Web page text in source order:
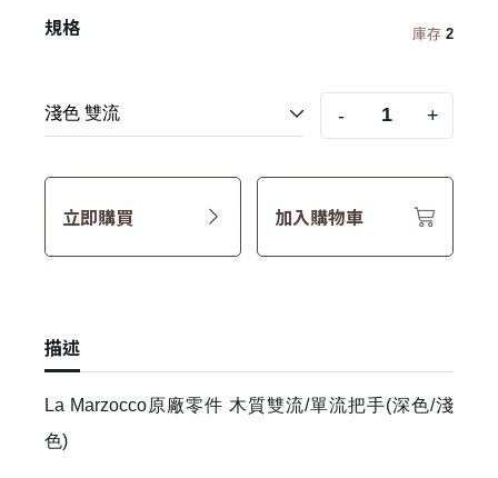
規格 庫存 2
- +
立即購買 加入購物車
描述
La Marzocco原廠零件 木質雙流/單流把手(深色/淺
色)